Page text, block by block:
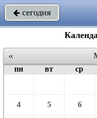
 сегодня
«
пн
вт ср
4 5 6